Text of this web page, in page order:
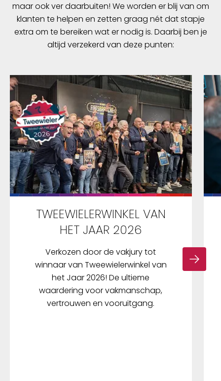
maar ook ver daarbuiten! We worden er blij van om
klanten te helpen en zetten graag nét dat stapje
extra om te bereiken wat er nodig is. Daarbij ben je
altijd verzekerd van deze punten:
TWEEWIELERWINKEL VAN
HET JAAR 2026
Verkozen door de vakjury tot
winnaar van Tweewielerwinkel van
het Jaar 2026! De ultieme
waardering voor vakmanschap,
vertrouwen en vooruitgang.